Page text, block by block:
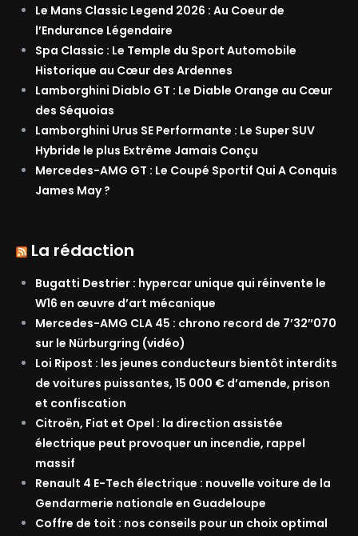
Le Mans Classic Legend 2026 : Au Coeur de
l’Endurance Légendaire
Spa Classic : Le Temple du Sport Automobile
Historique au Cœur des Ardennes
Lamborghini Diablo GT : Le Diable Orange au Cœur
des Séquoias
Lamborghini Urus SE Performante : Le Super SUV
Hybride le plus Extrême Jamais Conçu
Mercedes-AMG GT : Le Coupé Sportif Qui A Conquis
James May ?
La rédaction
Bugatti Destrier : hypercar unique qui réinvente le
W16 en œuvre d’art mécanique
Mercedes-AMG CLA 45 : chrono record de 7’32″070
sur le Nürburgring (vidéo)
Loi Ripost : les jeunes conducteurs bientôt interdits
de voitures puissantes, 15 000 € d’amende, prison
et confiscation
Citroën, Fiat et Opel : la direction assistée
électrique peut provoquer un incendie, rappel
massif
Renault 4 E-Tech électrique : nouvelle voiture de la
Gendarmerie nationale en Guadeloupe
Coffre de toit : nos conseils pour un choix optimal